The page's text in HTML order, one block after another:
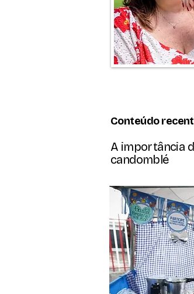
Conteúdo
A importância
candomblé